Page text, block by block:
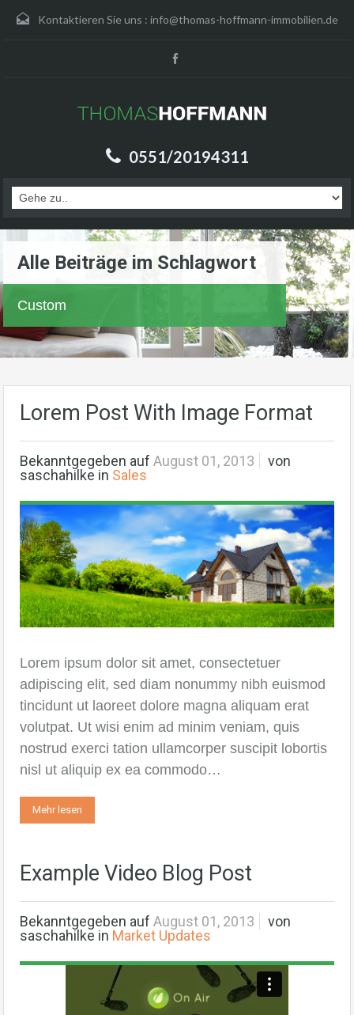
Kontaktieren Sie uns : info@thomas-hoffmann-immobilien.de
0551/20194311
Alle Beiträge im Schlagwort
Custom
Lorem Post With Image Format
Bekanntgegeben auf August 01, 2013
von
saschahilke in Sales
Lorem ipsum dolor sit amet, consectetuer
adipiscing elit, sed diam nonummy nibh euismod
tincidunt ut laoreet dolore magna aliquam erat
volutpat. Ut wisi enim ad minim veniam, quis
nostrud exerci tation ullamcorper suscipit lobortis
nisl ut aliquip ex ea commodo…
Mehr lesen
Example Video Blog Post
Bekanntgegeben auf August 01, 2013
von
saschahilke in Market Updates